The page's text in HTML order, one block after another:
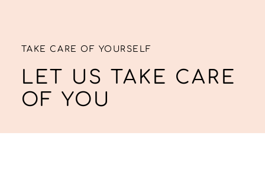
TAKE CARE OF YOURSELF
LET US TAKE CARE
OF YOU